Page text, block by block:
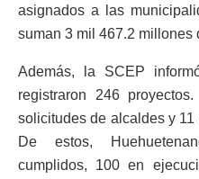
asignados a las
suman 3 mil 467.2 millones
Además, la SCEP
registraron 246
solicitudes de alcaldes y
De estos,
cumplidos, 100 en